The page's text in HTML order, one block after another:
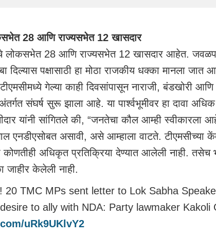
28 आणि राज्यसभेत 12 खासदार
लोकसभेत 28 आणि राज्यसभेत 12 खासदार आहेत.
दिल्यास पक्षासाठी हा मोठा राजकीय धक्का मानला जात
गेल्या काही दिवसांपासून नाराजी, बंडखोरी आणि
संघर्ष सुरू झाला आहे. या पार्श्वभूमीवर हा दावा अधिक
यांनी सांगितले की, “जनतेचा कौल आम्ही स्वीकारला
एनडीएसोबत असावी, असे आम्हाला वाटते. टीएमसीच्या
कोणतीही अधिकृत प्रतिक्रिया देण्यात आलेली नाही. तसेच
जाहीर केलेली नाही.
20 TMC MPs sent letter to Lok Sabha
to ally with NDA: Party lawmaker Kakoli
uRk9UKlvY2